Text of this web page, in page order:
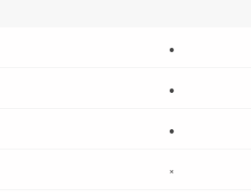
●
●
●
×